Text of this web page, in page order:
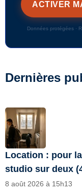
Données protégées ·
Dernières
Location : pour
studio sur deux
8 août 2026 à 15h13